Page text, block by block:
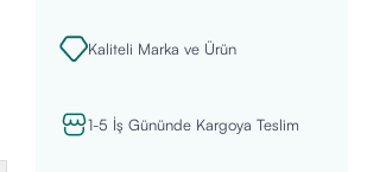
Kaliteli Marka ve Ürün
1-5 İş Gününde Kargoya Teslim